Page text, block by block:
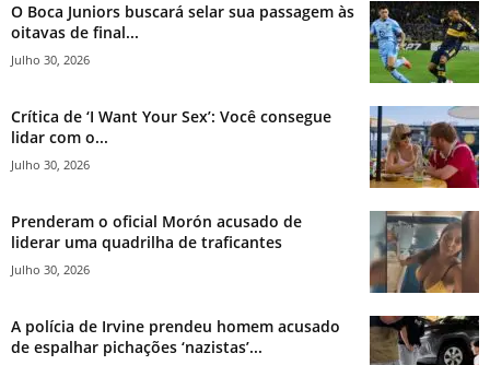
O Boca Juniors buscará selar sua passagem às
oitavas de final...
Julho 30, 2026
Crítica de ‘I Want Your Sex’: Você consegue
lidar com o...
Julho 30, 2026
Prenderam o oficial Morón acusado de
liderar uma quadrilha de traficantes
Julho 30, 2026
A polícia de Irvine prendeu homem acusado
de espalhar pichações ‘nazistas’...